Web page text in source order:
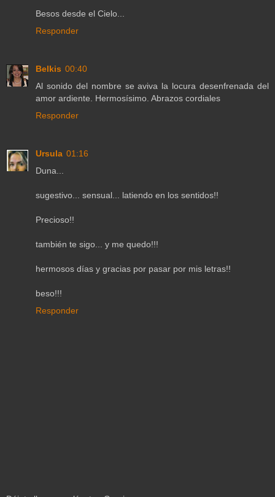
Besos desde el Cielo...
Responder
Belkis 00:40
Al sonido del nombre se aviva la locura desenfrenada del
amor ardiente. Hermosísimo. Abrazos cordiales
Responder
Ursula 01:16
Duna...
sugestivo... sensual... latiendo en los sentidos!!
Precioso!!
también te sigo... y me quedo!!!
hermosos días y gracias por pasar por mis letras!!
beso!!!
Responder